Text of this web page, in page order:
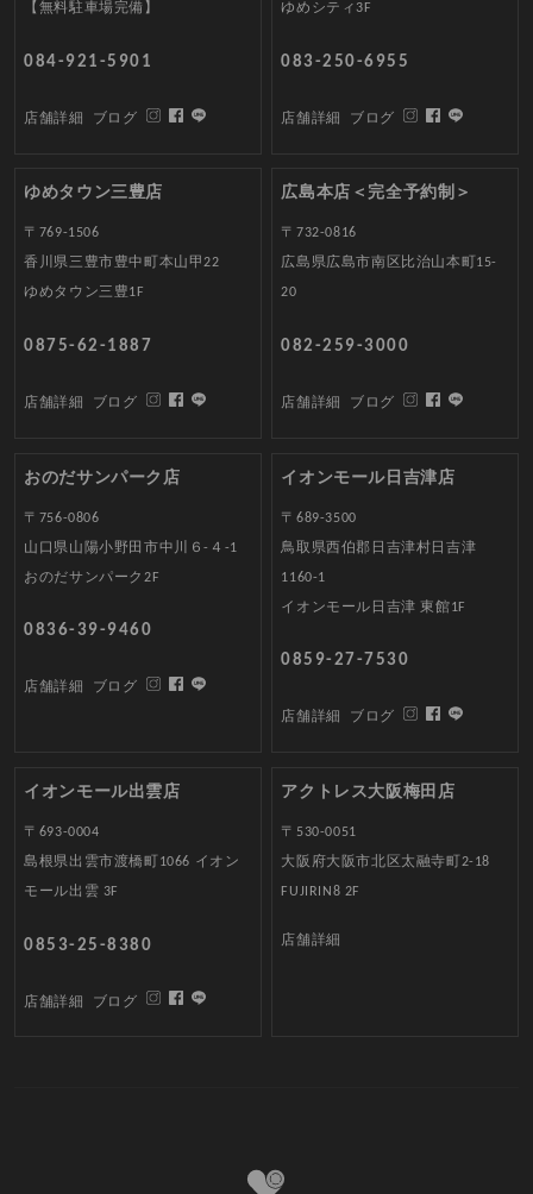
【無料駐車場完備】
084-921-5901
店舗詳細 ブログ
ゆめシティ3F
083-250-6955
店舗詳細 ブログ
ゆめタウン三豊店
〒769-1506
香川県三豊市豊中町本山甲22
ゆめタウン三豊1F
0875-62-1887
店舗詳細 ブログ
広島本店＜完全予約制＞
〒732-0816
広島県広島市南区比治山本町15-
20
082-259-3000
店舗詳細 ブログ
おのだサンパーク店
〒756-0806
山口県山陽小野田市中川６-４-1
おのだサンパーク2F
0836-39-9460
店舗詳細 ブログ
イオンモール日吉津店
〒689-3500
鳥取県西伯郡日吉津村日吉津
1160-1
イオンモール日吉津 東館1F
0859-27-7530
店舗詳細 ブログ
イオンモール出雲店
〒693-0004
島根県出雲市渡橋町1066 イオン
モール出雲 3F
0853-25-8380
店舗詳細 ブログ
アクトレス大阪梅田店
〒530-0051
大阪府大阪市北区太融寺町2-18
FUJIRIN8 2F
店舗詳細